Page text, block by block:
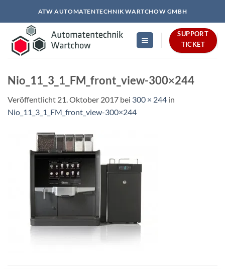
springen
ATW AUTOMATENTECHNIK WARTCHOW GMBH
SUPPORT
TICKET
Nio_11_3_1_FM_front_view-300×244
Veröffentlicht 21. Oktober 2017 bei 300 × 244 in
Nio_11_3_1_FM_front_view-300×244